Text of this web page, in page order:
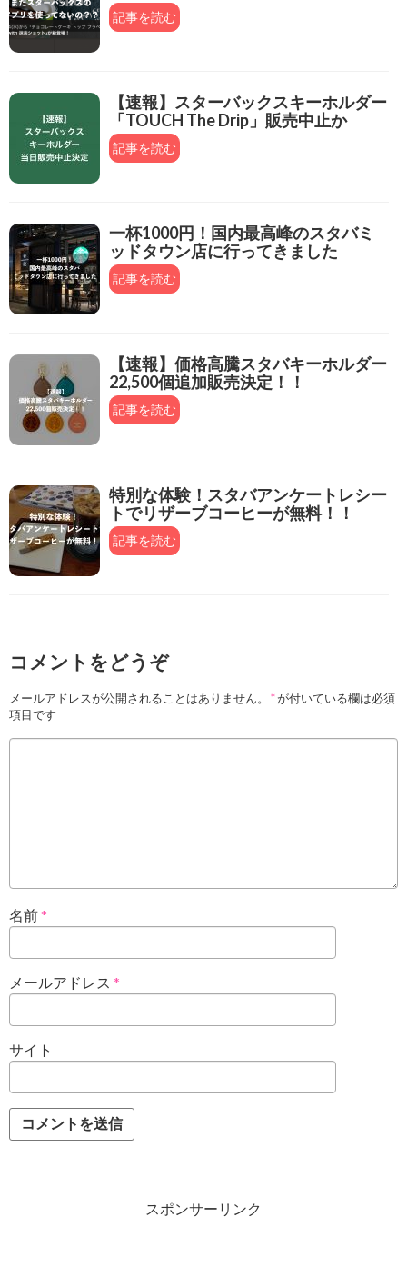
記事を読む
【速報】スターバックスキーホルダー
「TOUCH The Drip」販売中止か
記事を読む
一杯1000円！国内最高峰のスタバミ
ッドタウン店に行ってきました
記事を読む
【速報】価格高騰スタバキーホルダー
22,500個追加販売決定！！
記事を読む
特別な体験！スタバアンケートレシー
トでリザーブコーヒーが無料！！
記事を読む
コメントをどうぞ
メールアドレスが公開されることはありません。 *が付いている欄は必須
項目です
名前*
メールアドレス *
サイト
スポンサーリンク